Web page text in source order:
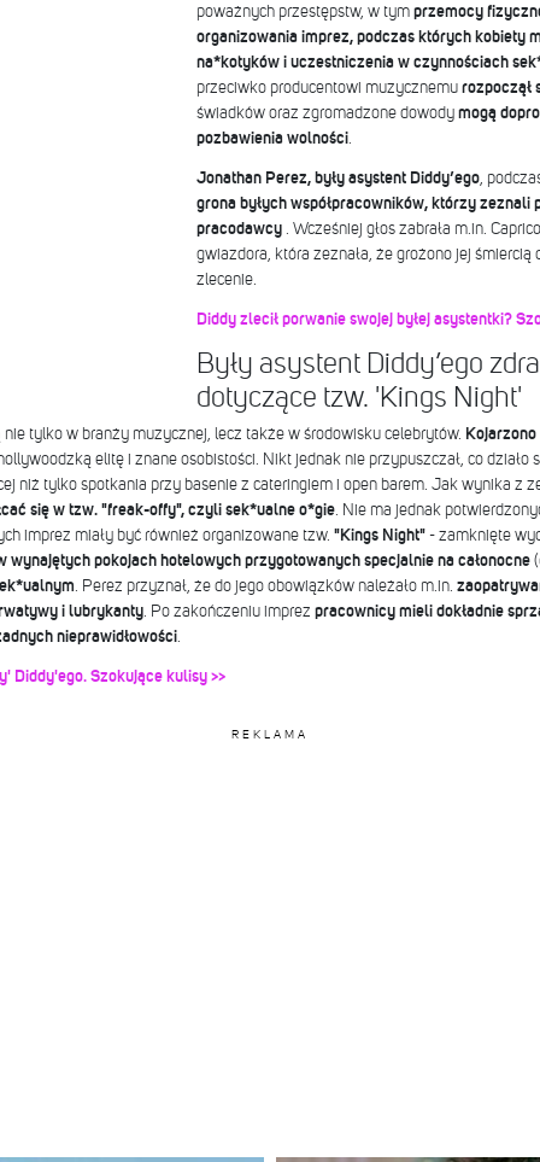
poważnych przestępstw, w tym przemocy
organizowania imprez, podczas których kobiety
na*kotyków i uczestniczenia w czynnościach
przeciwko producentowi muzycznemu rozpoczął
świadków oraz zgromadzone dowody mogą
pozbawienia wolności.
Jonathan Perez, były asystent Diddy’ego,
grona byłych współpracowników, którzy zeznali
pracodawcy . Wcześniej głos zabrała m.in.
gwiazdora, która zeznała, że grożono jej śmiercią
zlecenie.
Diddy zlecił porwanie swojej byłej asystentki?
Były asystent Diddy’ego
dotyczące tzw. 'Kings Night'
tylko w branży muzycznej, lecz także w środowisku celebrytów.
elitę i znane osobistości. Nikt jednak nie przypuszczał, co
niż tylko spotkania przy basenie z cateringiem i open barem. Jak wynika z
się w tzw. "freak-offy", czyli sek*ualne o*gie. Nie ma jednak
imprez miały być również organizowane tzw. "Kings Night" - zamknięte
wynajętych pokojach hotelowych przygotowanych specjalnie na całonocne
. Perez przyznał, że do jego obowiązków należało m.in.
i lubrykanty. Po zakończeniu imprez pracownicy mieli dokładnie
nieprawidłowości.
Diddy'ego. Szokujące kulisy >>
REKLAMA